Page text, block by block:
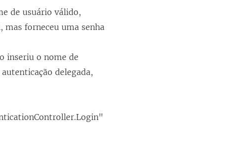
de usuário válido,
forneceu uma senha
inseriu o nome de
delegada,